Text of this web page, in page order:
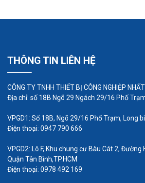
Các máy bơm này thích hợp để
nước ngầm, nước thải, nước đen,
thải thương mại, hóa chất, nước
THÔNG TIN LIÊN HỆ
CÔNG TY TNHH THIẾT BỊ CÔNG NGHIỆP
Địa chỉ: số 18B Ngõ 29 Ngách 29/16 Phố
VPGD1: Số 18B, Ngõ 29/16 Phố Trạm, Long
Điện thoại: 0947 790 666
VPGD2: Lô F, Khu chung cư Bàu Cát 2, Đường
Quận Tân Bình,TP.HCM
Điện thoại: 0978 492 169